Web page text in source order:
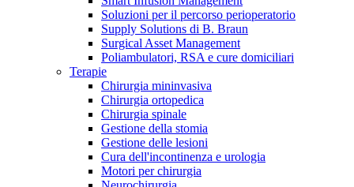
Soluzioni per il percorso perioperatorio
Supply Solutions di B. Braun
Surgical Asset Management
Poliambulatori, RSA e cure domiciliari
Terapie
Chirurgia mininvasiva
Chirurgia ortopedica
Chirurgia spinale
Gestione della stomia
Gestione delle lesioni
Cura dell'incontinenza e urologia
Motori per chirurgia